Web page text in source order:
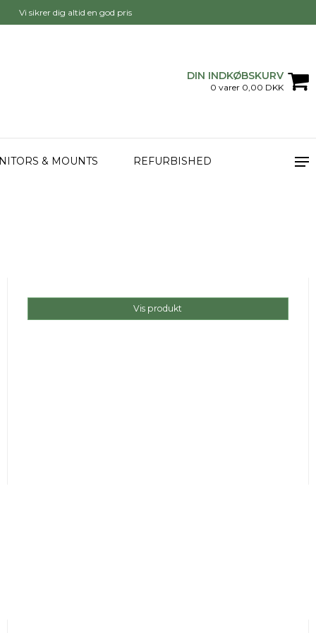
Vi sikrer dig altid en god pris
DIN INDKØBSKURV
0 varer 0,00 DKK
& MOUNTS REFURBISHED
Vis produkt